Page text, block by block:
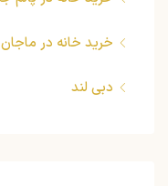
خرید خانه در
دبی لند